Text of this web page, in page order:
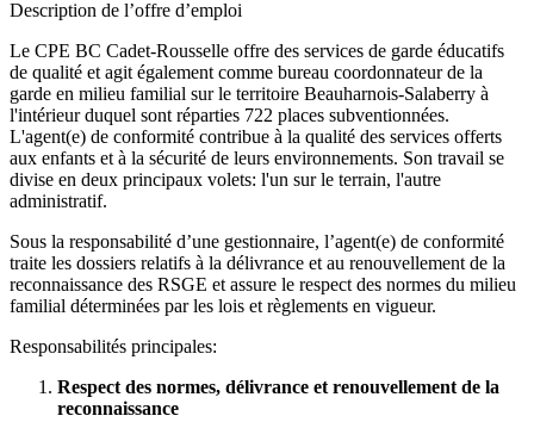
Description de l’offre d’emploi
Le CPE BC Cadet-Rousselle offre des services de garde éducatifs
de qualité et agit également comme bureau coordonnateur de la
garde en milieu familial sur le territoire Beauharnois-Salaberry à
l'intérieur duquel sont réparties 722 places subventionnées.
L'agent(e) de conformité contribue à la qualité des services offerts
aux enfants et à la sécurité de leurs environnements. Son travail se
divise en deux principaux volets: l'un sur le terrain, l'autre
administratif.
Sous la responsabilité d’une gestionnaire, l’agent(e) de conformité
traite les dossiers relatifs à la délivrance et au renouvellement de la
reconnaissance des RSGE et assure le respect des normes du milieu
familial déterminées par les lois et règlements en vigueur.
Responsabilités principales:
Respect des normes, délivrance et renouvellement de la
reconnaissance